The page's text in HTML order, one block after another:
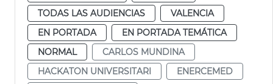
TODAS LAS AUDIENCIAS
VALENCIA
EN PORTADA
EN PORTADA TEMÁTICA
NORMAL
CARLOS MUNDINA
HACKATON UNIVERSITARI
ENERCEMED